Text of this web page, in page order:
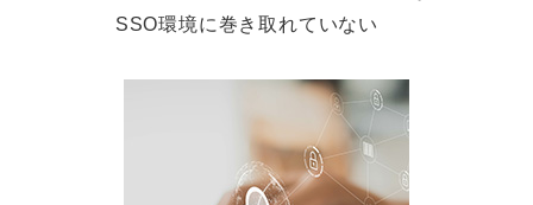
SSO環境に巻き取れていない